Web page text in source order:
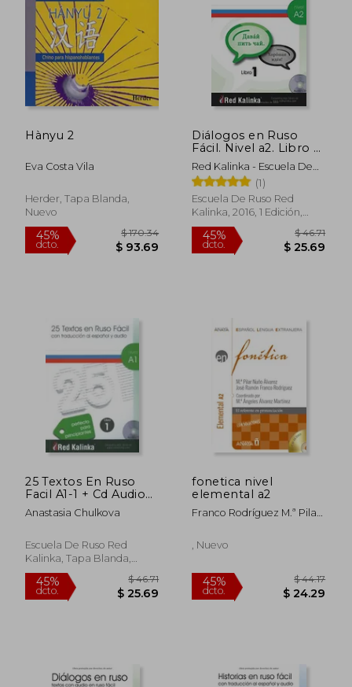
45%
dcto.
$ 44.52
$ 24.49
45%
dcto.
Hànyu 2
Eva Costa Vila
Herder, Tapa Blanda,
Nuevo
45%
dcto. $ 93.69
Diálogos en Ruso
Fácil. Nivel a2. Libro 1:
Textos con Audio
Para Estudiantes de
Ruso (en Ruso,
Español)
Red Kalinka - Escuela De
Ruso
(1)
Escuela De Ruso Red
Kalinka, 2016, 1 Edición,
Tapa Blanda, Nuevo
45%
dcto.
25 Textos En Ruso
Facil A1-1 + Cd Audio
(en Ruso, Español)
Anastasia Chulkova
Escuela De Ruso Red
Kalinka, Tapa Blanda,
Nuevo
fonetica nivel
elemental a2
Franco Rodríguez M.ª Pilar
, Nuevo